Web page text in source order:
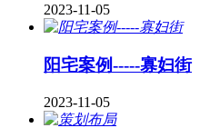
2023-11-05
阳宅案例-----寡妇街
2023-11-05